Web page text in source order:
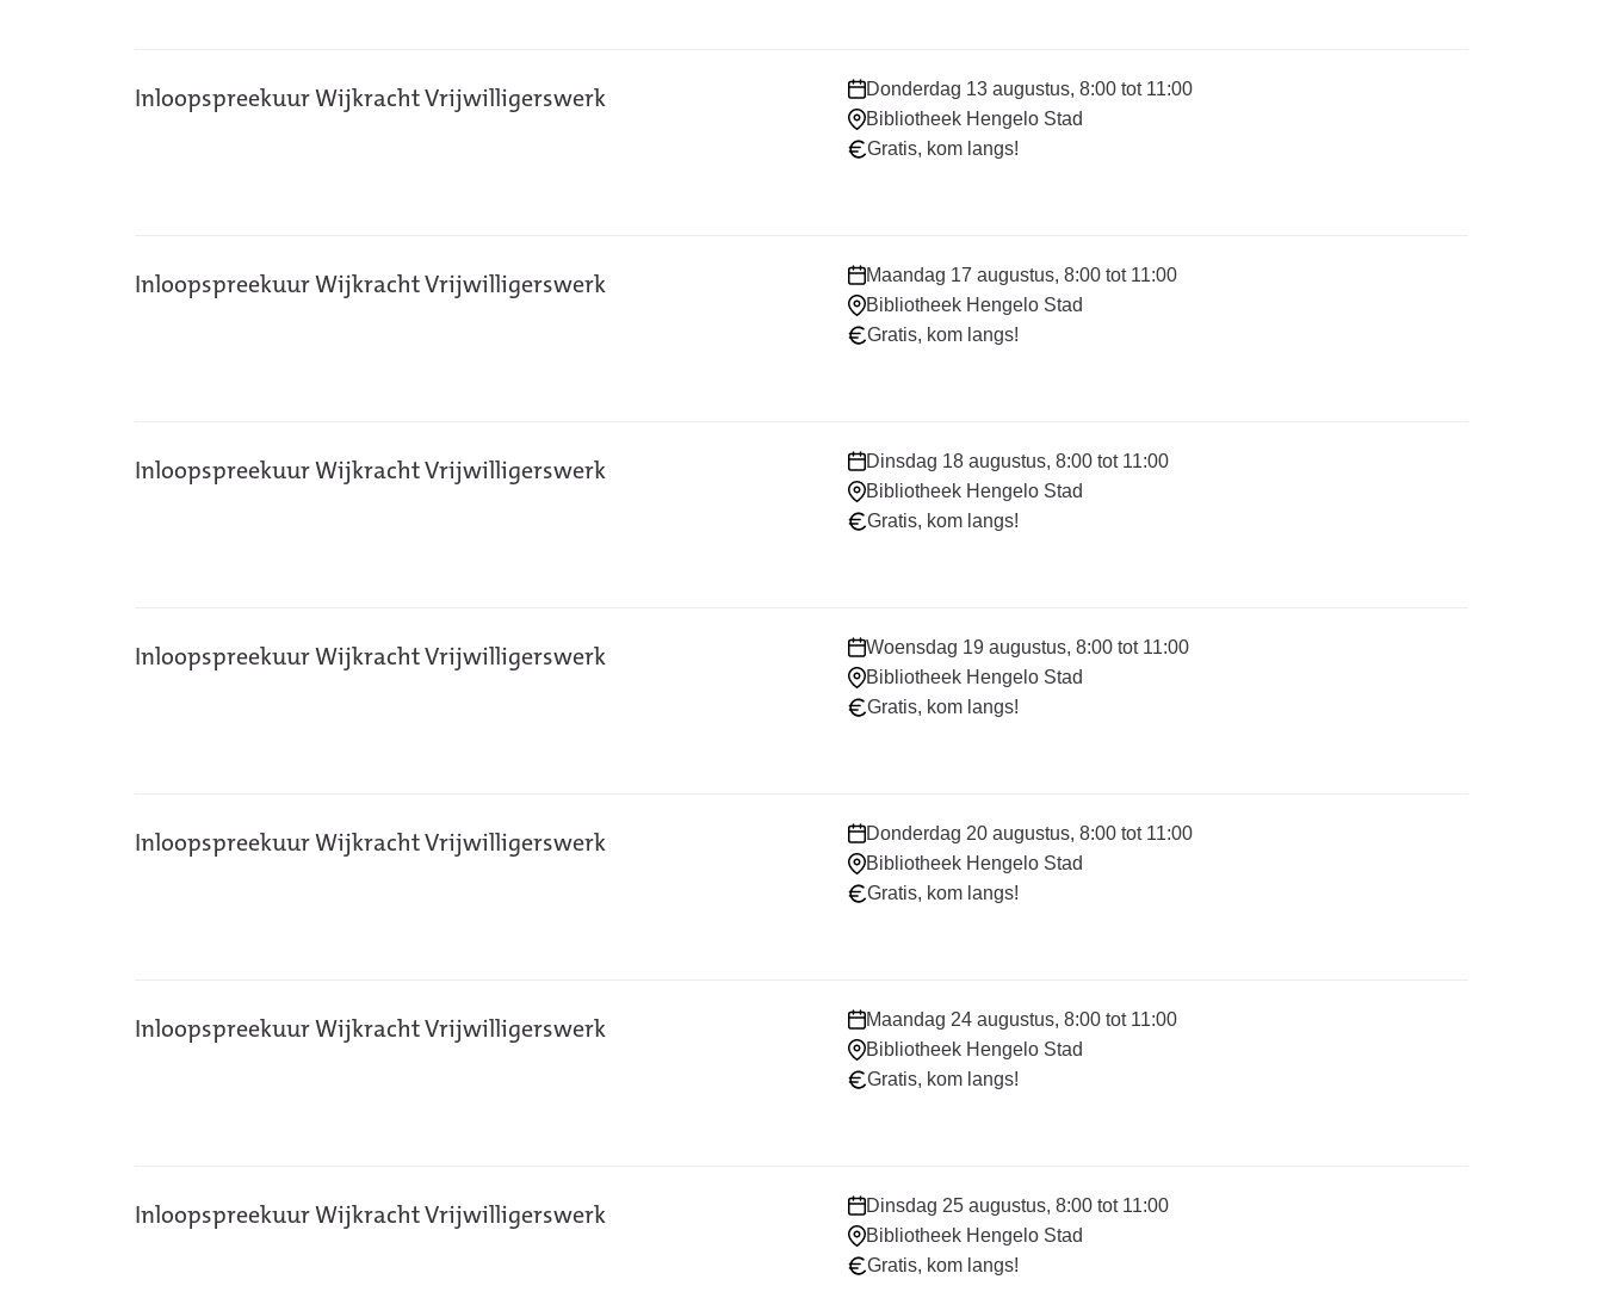
Inloopspreekuur Wijkracht Vrijwilligerswerk
Waar
en
wanneer:
Donderdag 13 augustus, 8:00 tot 11:00
Bibliotheek Hengelo Stad
Gratis, kom langs!
Inloopspreekuur Wijkracht Vrijwilligerswerk
Waar
en
wanneer:
Maandag 17 augustus, 8:00 tot 11:00
Bibliotheek Hengelo Stad
Gratis, kom langs!
Inloopspreekuur Wijkracht Vrijwilligerswerk
Waar
en
wanneer:
Dinsdag 18 augustus, 8:00 tot 11:00
Bibliotheek Hengelo Stad
Gratis, kom langs!
Inloopspreekuur Wijkracht Vrijwilligerswerk
Waar
en
wanneer:
Woensdag 19 augustus, 8:00 tot 11:00
Bibliotheek Hengelo Stad
Gratis, kom langs!
Inloopspreekuur Wijkracht Vrijwilligerswerk
Waar
en
wanneer:
Donderdag 20 augustus, 8:00 tot 11:00
Bibliotheek Hengelo Stad
Gratis, kom langs!
Inloopspreekuur Wijkracht Vrijwilligerswerk
Waar
en
wanneer:
Maandag 24 augustus, 8:00 tot 11:00
Bibliotheek Hengelo Stad
Gratis, kom langs!
Inloopspreekuur Wijkracht Vrijwilligerswerk
Waar
en
wanneer:
Dinsdag 25 augustus, 8:00 tot 11:00
Bibliotheek Hengelo Stad
Gratis, kom langs!